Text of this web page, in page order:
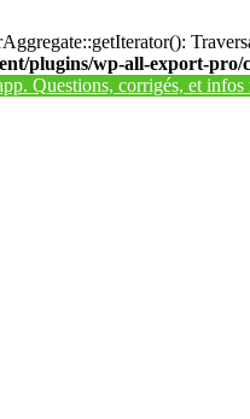
plugins/wp-all-export-pro/
Questions, corrigés, et infos